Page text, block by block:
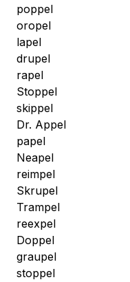
poppel
oropel
lapel
drupel
rapel
Stoppel
skippel
Dr. Appel
papel
Neapel
reimpel
Skrupel
Trampel
reexpel
Doppel
graupel
stoppel